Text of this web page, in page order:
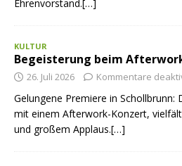
Ehrenvorstand.[…]
KULTUR
Begeisterung beim
26. Juli 2026 Kommentare
Gelungene Premiere in Schollbrunn:
mit einem Afterwork-Konzert,
und großem Applaus.[…]